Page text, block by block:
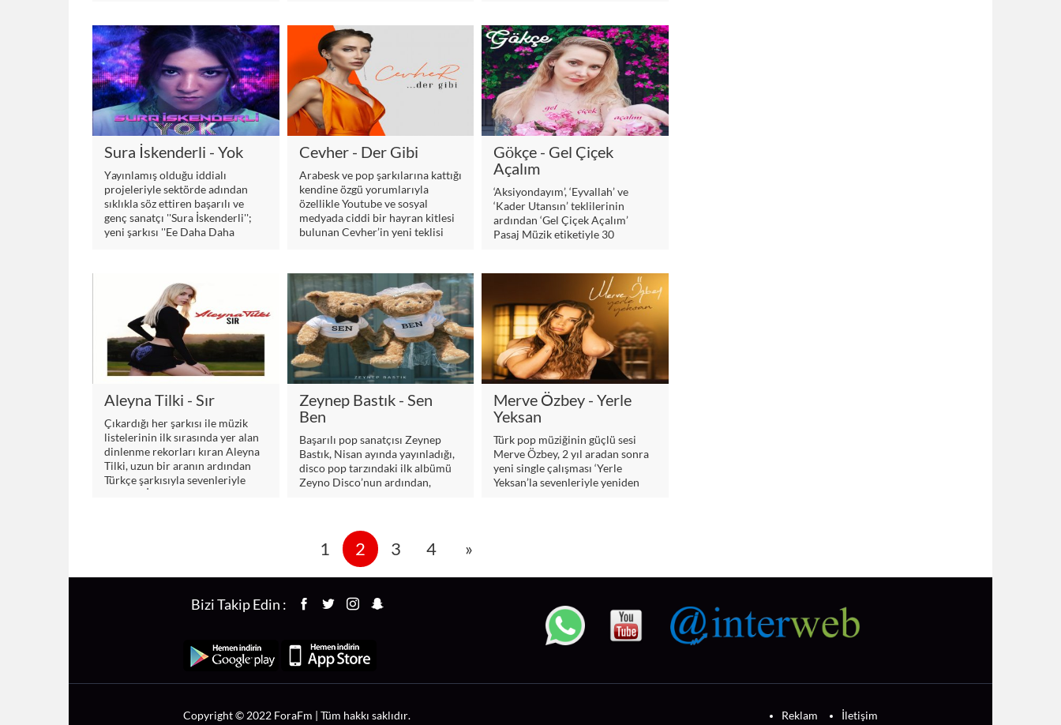
Sanki” adını verdiği şarkısıyla
müzikseverlerin karşısına çıkıyor.
Sura İskenderli - Yok
Yayınlamış olduğu iddialı
projeleriyle sektörde adından
sıklıkla söz ettiren başarılı ve
genç sanatçı ''Sura İskenderli'';
yeni şarkısı ''Ee Daha Daha
Cevher - Der Gibi
Arabesk ve pop şarkılarına kattığı
kendine özgü yorumlarıyla
özellikle Youtube ve sosyal
medyada ciddi bir hayran kitlesi
bulunan Cevher’in yeni teklisi
etiketiyle tüm dijital
platformlarda müzikseverlerle
buluşuyor.
Gökçe - Gel Çiçek
Açalım
‘Aksiyondayım’, ‘Eyvallah’ ve
‘Kader Utansın’ teklilerinin
ardından ‘Gel Çiçek Açalım’
Pasaj Müzik etiketiyle 30
alıyor.
Aleyna Tilki - Sır
Çıkardığı her şarkısı ile müzik
listelerinin ilk sırasında yer alan
dinlenme rekorları kıran Aleyna
Tilki, uzun bir aranın ardından
Türkçe şarkısıyla sevenleriyle
Zeynep Bastık - Sen
Ben
Başarılı pop sanatçısı Zeynep
Bastık, Nisan ayında yayınladığı,
disco pop tarzındaki ilk albümü
Zeyno Disco’nun ardından,
Merve Özbey - Yerle
Yeksan
Türk pop müziğinin güçlü sesi
Merve Özbey, 2 yıl aradan sonra
yeni single çalışması ‘Yerle
Yeksan’la sevenleriyle yeniden
1 2 3 4 »
Bizi Takip Edin :
Copyright © 2022 ForaFm | Tüm hakkı saklıdır. İletişim
Reklam